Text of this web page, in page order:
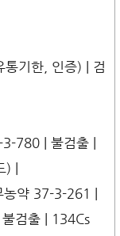
통기한, 인증) | 검
780 | 불검출 |
|
농약 37-3-261 |
검출 | 134Cs